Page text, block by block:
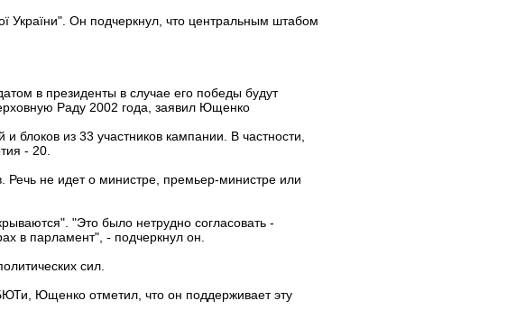
України". Он подчеркнул, что центральным штабом
в президенты в случае его победы будут
Раду 2002 года, заявил Ющенко
из 33 участников кампании. В частности,
- 20.
Речь не идет о министре, премьер-министре или
"Это было нетрудно согласовать -
в парламент", - подчеркнул он.
сил.
Ющенко отметил, что он поддерживает эту